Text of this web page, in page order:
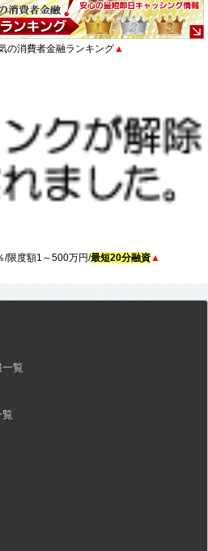
の消費者金融ランキング▲
/限度額1～500万円/最短20分融資▲
覧